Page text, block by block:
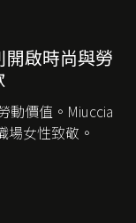
啟時尚與勞
動價值。 Miuccia
場女性致敬。